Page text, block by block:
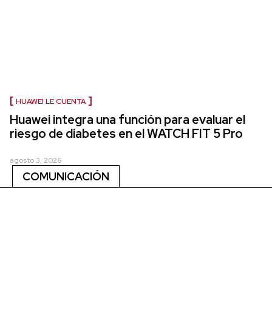
HUAWEI LE CUENTA
Huawei integra una función para evaluar el
riesgo de diabetes en el WATCH FIT 5 Pro
agosto 3, 2026
COMUNICACIÓN